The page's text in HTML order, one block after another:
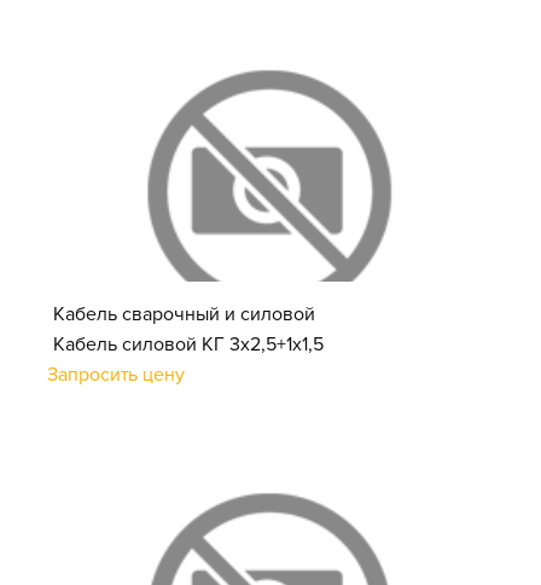
Кабель сварочный и силовой
Кабель силовой КГ 3х2,5+1х1,5
Запросить цену